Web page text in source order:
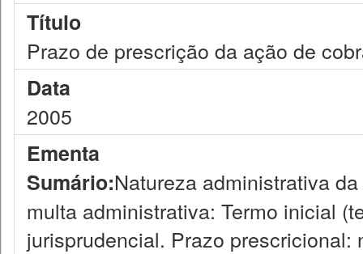
Título
Prazo de prescrição da ação de
Data
2005
Ementa
Sumário:Natureza administrativa
multa administrativa: Termo inicial
jurisprudencial. Prazo prescricional: